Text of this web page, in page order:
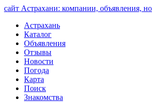
сайт Астрахани: компании, объявления,
Астрахань
Каталог
Объявления
Отзывы
Новости
Погода
Карта
Поиск
Знакомства